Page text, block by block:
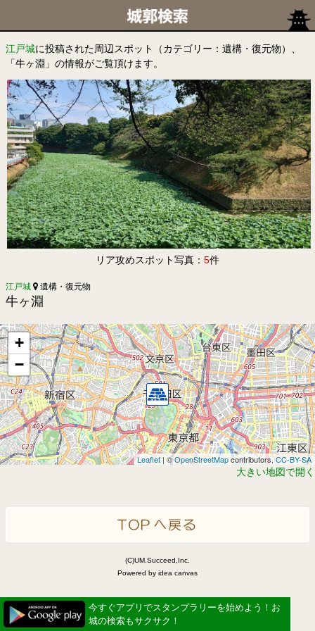
江戸城に投稿された周辺スポット（カテゴリー：遺構・復元物）、
「牛ヶ淵」の情報がご覧頂けます。
リア攻めスポット写真： 5件
江戸城 遺構・復元物
牛ヶ淵
+
−
Leaflet| ©OpenStreetMapcontributors,CC-BY-SA
大きい地図で開く
(C)UM.Succeed,Inc.
Powered by idea canvas
今すぐアプリでスタンプラリーを始めよう！お
城の検索もサクサク！